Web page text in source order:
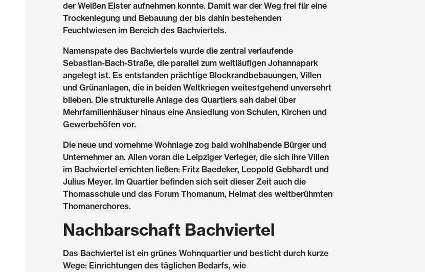
der Weißen Elster aufnehmen konnte. Damit war der Weg frei für eine
Trockenlegung und Bebauung der bis dahin bestehenden
Feuchtwiesen im Bereich des Bachviertels.
Namenspate des Bachviertels wurde die zentral verlaufende
Sebastian-Bach-Straße, die parallel zum weitläufigen Johannapark
angelegt ist. Es entstanden prächtige Blockrandbebauungen, Villen
und Grünanlagen, die in beiden Weltkriegen weitestgehend unversehrt
blieben. Die strukturelle Anlage des Quartiers sah dabei über
Mehrfamilienhäuser hinaus eine Ansiedlung von Schulen, Kirchen und
Gewerbehöfen vor.
Die neue und vornehme Wohnlage zog bald wohlhabende Bürger und
Unternehmer an. Allen voran die Leipziger Verleger, die sich ihre Villen
im Bachviertel errichten ließen: Fritz Baedeker, Leopold Gebhardt und
Julius Meyer. Im Quartier befinden sich seit dieser Zeit auch die
Thomasschule und das Forum Thomanum, Heimat des weltberühmten
Thomanerchores.
Nachbarschaft Bachviertel
Das Bachviertel ist ein grünes Wohnquartier und besticht durch kurze
Wege: Einrichtungen des täglichen Bedarfs, wie